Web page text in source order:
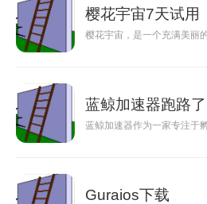
樱花宇宙7天试用
樱花宇宙，是一个充满美丽
蓝鲸加速器跑路了
蓝鲸加速器作为一家专注于
Guraios下载